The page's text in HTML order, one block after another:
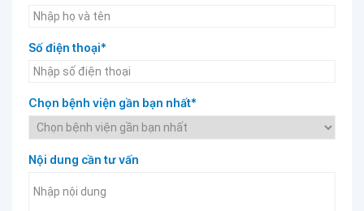
Số điện thoại*
Chọn bệnh viện gần bạn nhất*
Nội dung cần tư vấn